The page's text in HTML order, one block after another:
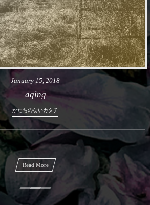
January 15 2018
aging
かたちのないカタチ
Read More